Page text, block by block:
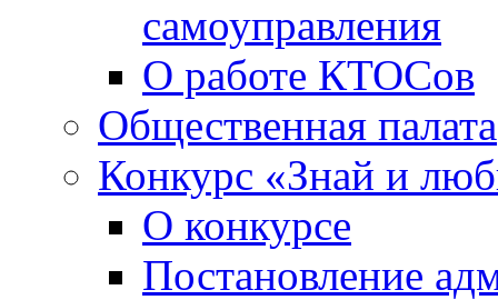
самоуправления
О работе КТОСов
Общественная палата
Конкурс «Знай и
О конкурсе
Постановление